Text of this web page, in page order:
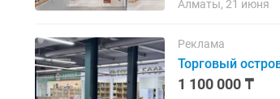
Алматы, 21 июня
Реклама
Торговый
1 100 000 ₸